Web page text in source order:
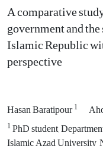
A comparative
government and
Islamic Republic
perspective
Hasan Baratipour1
1PhD student,